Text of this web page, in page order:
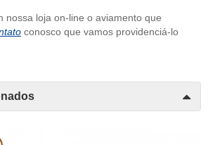
nossa loja on-line o aviamento que
conosco que vamos providenciá-lo